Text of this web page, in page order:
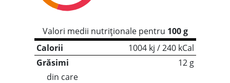
Valori medii nutriționale pentru 100 g
Calorii
1004 kj / 240 kCal
Grăsimi
12 g
din care